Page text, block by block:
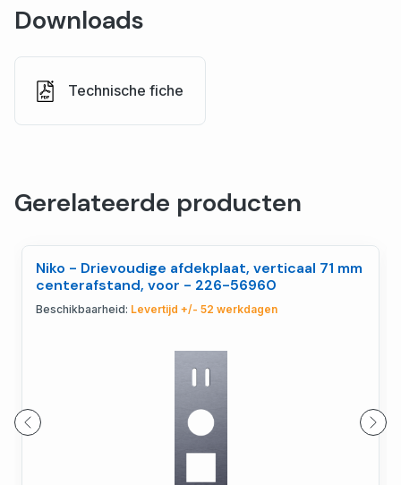
Downloads
Technische fiche
Gerelateerde producten
Niko - Drievoudige afdekplaat, verticaal 71 mm
centerafstand, voor - 226-56960
Beschikbaarheid: Levertijd +/- 52 werkdagen